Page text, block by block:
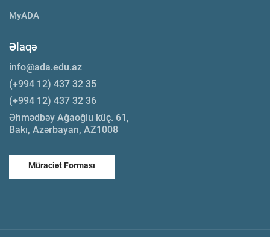
MyADA
Əlaqə
info@ada.edu.az
(+994 12) 437 32 35
(+994 12) 437 32 36
Əhmədbəy Ağaoğlu küç. 61,
Bakı, Azərbayan, AZ1008
Müraciət Forması